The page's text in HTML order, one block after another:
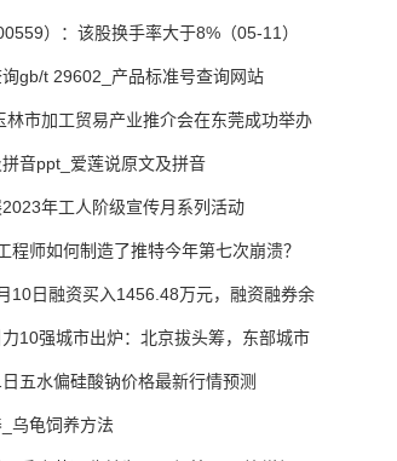
）：该股换手率大于8%（05-11）
gb/t 29602_产品标准号查询网站
林市加工贸易产业推介会在东莞成功举办
音ppt_爱莲说原文及拼音
年工人阶级宣传月系列活动
程师如何制造了推特今年第七次崩溃？
10日融资买入1456.48万元，融资融券余
10强城市出炉：北京拔头筹，东部城市
五水偏硅酸钠价格最新行情预测
乌龟饲养方法